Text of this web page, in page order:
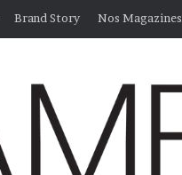
Brand Story Nos Magazines